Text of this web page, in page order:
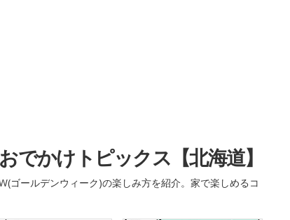
でかけトピックス【北海道】
ゴールデンウィーク)の楽しみ方を紹介。家で楽しめるコ